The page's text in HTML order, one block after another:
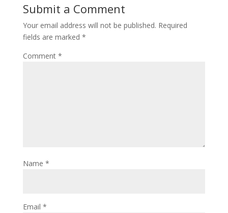
Submit a Comment
Your email address will not be published. Required
fields are marked *
Comment *
Name *
Email *